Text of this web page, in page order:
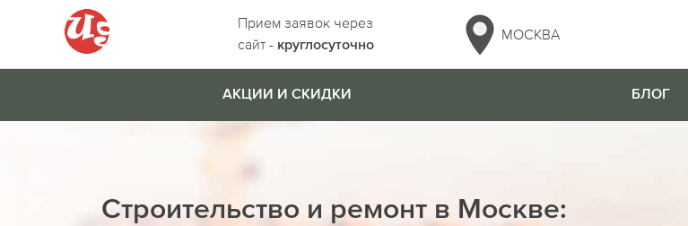
Прием заявок через
сайт - круглосуточно
МОСКВА
АКЦИИ И СКИДКИ БЛОГ
Строительство и ремонт в Москве: